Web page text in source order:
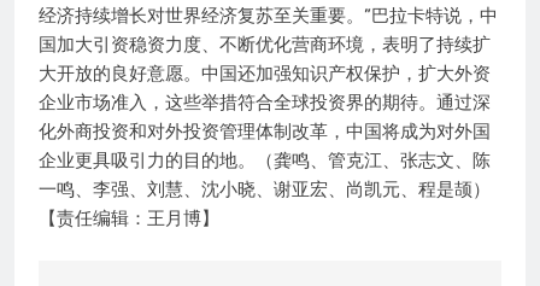
经济持续增长对世界经济复苏至关重要。”巴拉卡特说，中
国加大引资稳资力度、不断优化营商环境，表明了持续扩
大开放的良好意愿。中国还加强知识产权保护，扩大外资
企业市场准入，这些举措符合全球投资界的期待。通过深
化外商投资和对外投资管理体制改革，中国将成为对外国
企业更具吸引力的目的地。（龚鸣、管克江、张志文、陈
一鸣、李强、刘慧、沈小晓、谢亚宏、尚凯元、程是颉）
【责任编辑：王月博】